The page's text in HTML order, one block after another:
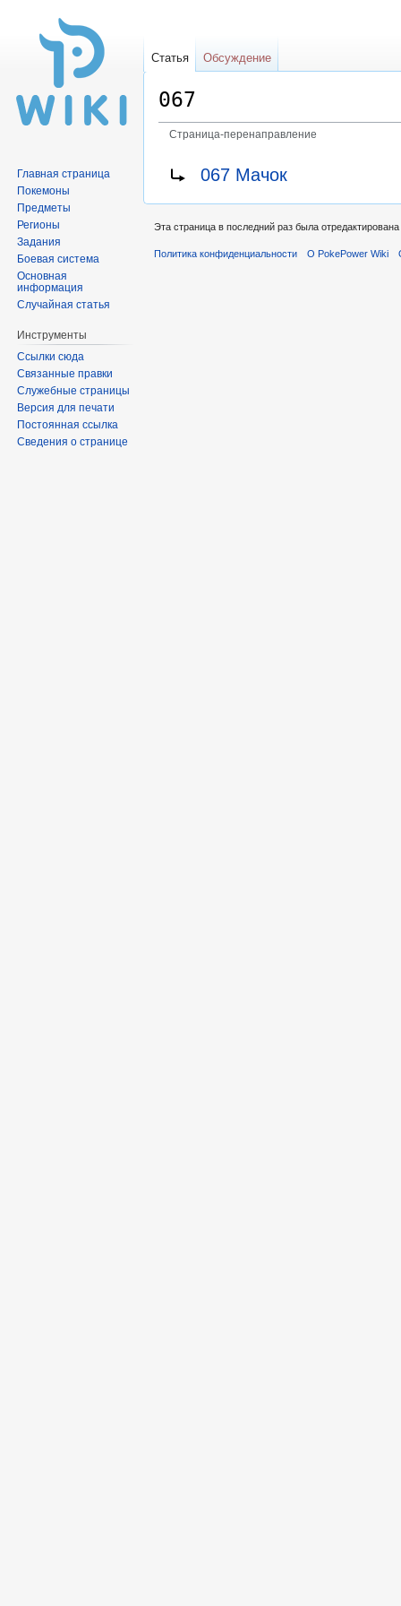
067
Страница-перенаправление
навигации
поиску
Перенаправление на:
067 Мачок
Статья Обсуждение
Главная страница
Покемоны
Предметы
Регионы
Задания
Боевая система
Основная
информация
Случайная статья
Инструменты
Ссылки сюда
Связанные правки
Служебные страницы
Версия для печати
Постоянная ссылка
Сведения о странице
Эта страница в последний раз была
Политика конфиденциальности О PokePower Wiki